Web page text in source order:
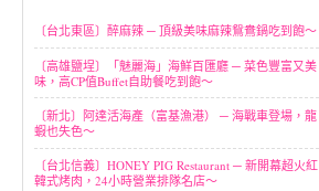
〔台北東區〕醉麻辣 ─ 頂級美味麻辣鴛鴦鍋吃到飽～
〔高雄鹽埕〕「魅麗海」海鮮百匯廳 ─ 菜色豐富又美
味，高CP值Buffet自助餐吃到飽～
〔新北〕阿達活海產（富基漁港） ─ 海戰車登場，龍
蝦也失色～
〔台北信義〕HONEY PIG Restaurant ─ 新開幕超火紅
韓式烤肉，24小時營業排隊名店～